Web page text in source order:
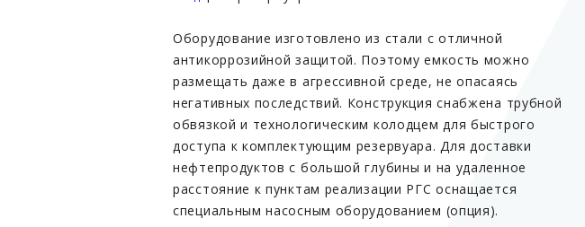
Оборудование изготовлено из стали с отличной
антикоррозийной защитой. Поэтому емкость можно
размещать даже в агрессивной среде, не опасаясь
негативных последствий. Конструкция снабжена трубной
обвязкой и технологическим колодцем для быстрого
доступа к комплектующим резервуара. Для доставки
нефтепродуктов с большой глубины и на удаленное
расстояние к пунктам реализации РГС оснащается
специальным насосным оборудованием (опция).